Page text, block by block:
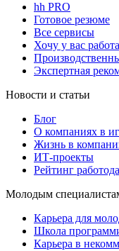
hh PRO
Готовое резюме
Все сервисы
Хочу у вас
Экспертная
Новости и статьи
Блог
О компаниях в
Жизнь в
ИТ-проекты
Рейтинг
Молодым
Карьера для
Школа
Карьера в